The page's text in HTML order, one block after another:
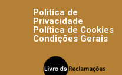
Politíca de
Privacidade
Política de Cookies
Condições Gerais